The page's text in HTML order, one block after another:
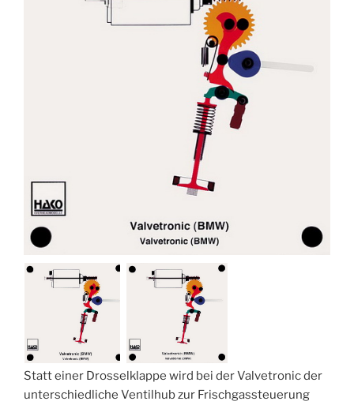
Statt einer Drosselklappe wird bei der Valvetronic der
unterschiedliche Ventilhub zur Frischgassteuerung